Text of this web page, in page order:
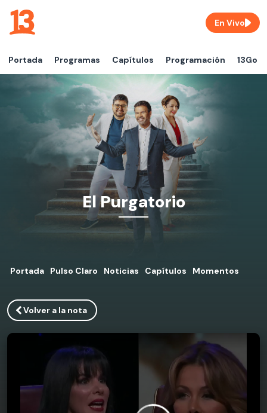
Portada Programas Capítulos Programación 13Go
En Vivo
El Purgatorio
Portada Pulso Claro Noticias Capítulos Momentos
Volver a la nota